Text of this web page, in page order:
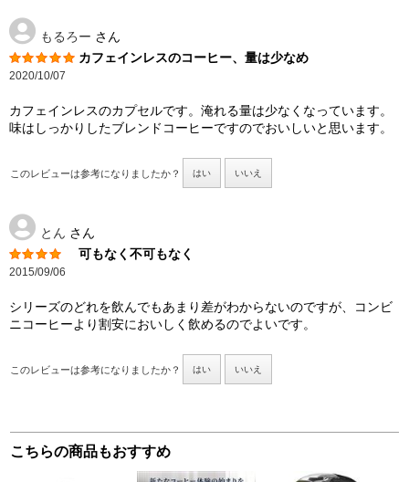
もるろー さん
カフェインレスのコーヒー、量は少なめ
2020/10/07
カフェインレスのカプセルです。淹れる量は少なくなっています。
味はしっかりしたブレンドコーヒーですのでおいしいと思います。
このレビューは参考になりましたか？ はい いいえ
とん さん
可もなく不可もなく
2015/09/06
シリーズのどれを飲んでもあまり差がわからないのですが、コンビ
ニコーヒーより割安においしく飲めるのでよいです。
このレビューは参考になりましたか？ はい いいえ
こちらの商品もおすすめ